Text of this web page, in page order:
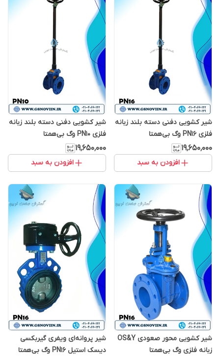
شیر کشویی دفنی دسته بلند زبانه
فلزی PN16 وگ بی‌همتا
۱۹٬۶۵۰٬۰۰۰
افزودن به سبد
شیر کشویی دفنی دسته بلند زبانه
فلزی PN10 وگ بی‌همتا
۱۹٬۶۵۰٬۰۰۰
افزودن به سبد
شیر کشویی محور صعودی OS&Y
زبانه فلزی وگ بی‌همتا
شیر پروانه‌ای ویفری گیربکسی
دیسک استیل PN16 وگ بی‌همتا